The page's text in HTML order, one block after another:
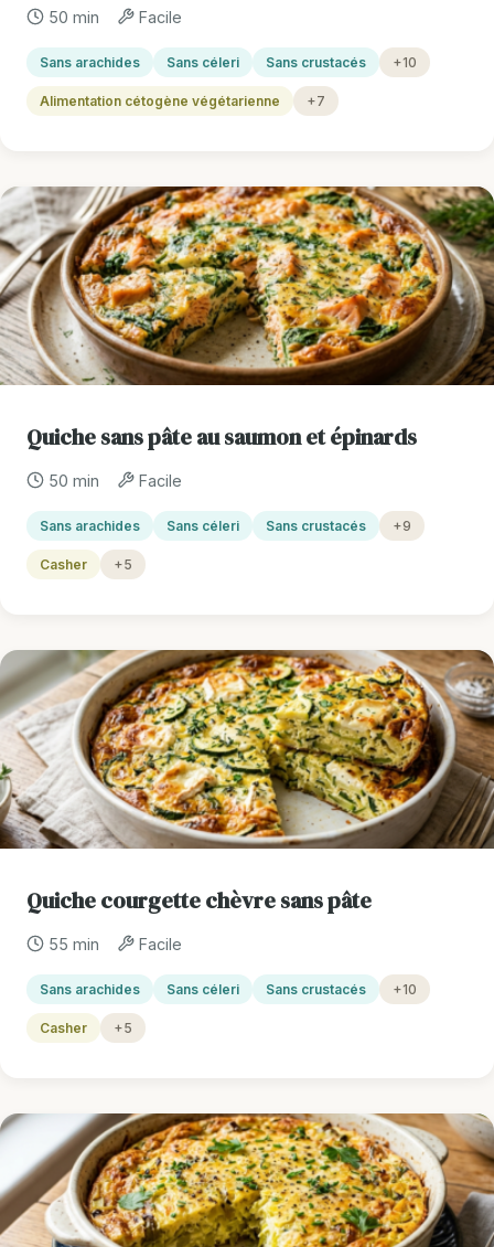
50 min Facile
Sans arachides Sans céleri Sans crustacés +10
Alimentation cétogène végétarienne +7
Quiche sans pâte au saumon et épinards
50 min Facile
Sans arachides Sans céleri Sans crustacés +9
Casher +5
Quiche courgette chèvre sans pâte
55 min Facile
Sans arachides Sans céleri Sans crustacés +10
Casher +5